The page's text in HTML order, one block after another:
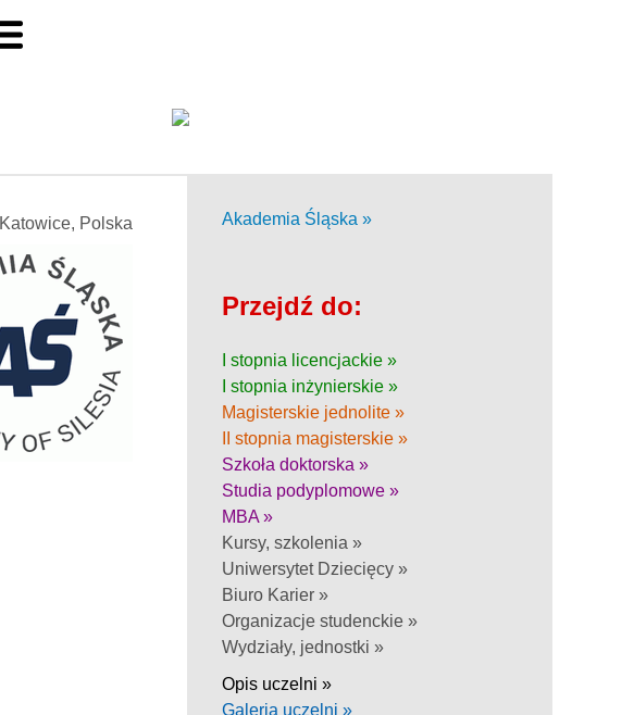
Katowice, Polska Akademia Śląska »
Przejdź do:
I stopnia licencjackie »
I stopnia inżynierskie »
Magisterskie jednolite »
II stopnia magisterskie »
Szkoła doktorska »
Studia podyplomowe »
MBA »
Kursy, szkolenia »
Uniwersytet Dziecięcy »
Biuro Karier »
Organizacje studenckie »
Wydziały, jednostki »
Opis uczelni »
Galeria uczelni »